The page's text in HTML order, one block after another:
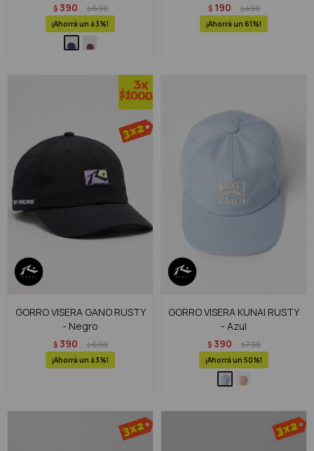
$ 390 $690
43
$ 190 $490
61
GORRO VISERA GANO RUSTY
- Negro
$ 390 $690
43
GORRO VISERA KUNAI RUSTY
- Azul
$ 390 $790
50